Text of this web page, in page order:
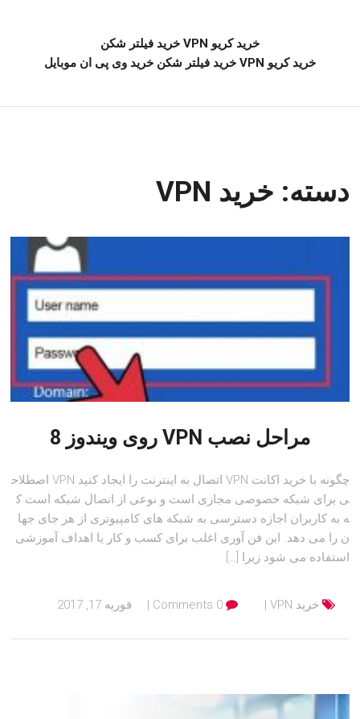
خرید کریو VPN خرید فیلتر شکن
خرید کریو VPN خرید فیلتر شکن خرید وی پی ان موبایل
دسته: خرید VPN
مراحل نصب VPN روی ویندوز 8
چگونه با خرید اکانت VPN اتصال به اینترنت را ایجاد کنید VPN اصطلاح
ی برای شبکه خصوصی مجازی است و نوعی از اتصال شبکه است ک
ه به کاربران اجازه دسترسی به شبکه های کامپیوتری از هر جای جها
ن را می دهد. این فن آوری اغلب برای کسب و کار یا اهداف آموزشی
استفاده می شود زیرا […]
خرید VPN 0 Comments فوریه 17, 2017